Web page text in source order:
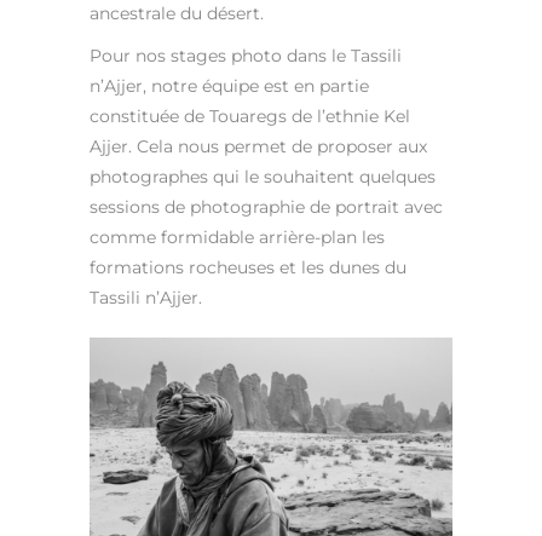
ancestrale du désert.
Pour nos stages photo dans le Tassili
n’Ajjer, notre équipe est en partie
constituée de Touaregs de l’ethnie Kel
Ajjer. Cela nous permet de proposer aux
photographes qui le souhaitent quelques
sessions de photographie de portrait avec
comme formidable arrière-plan les
formations rocheuses et les dunes du
Tassili n’Ajjer.